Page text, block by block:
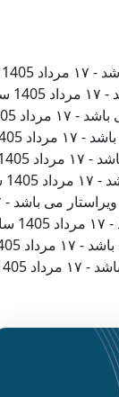
۰۰:۳۷:۵۶
1405 ساعت ۰۰:۱۲:۲۵